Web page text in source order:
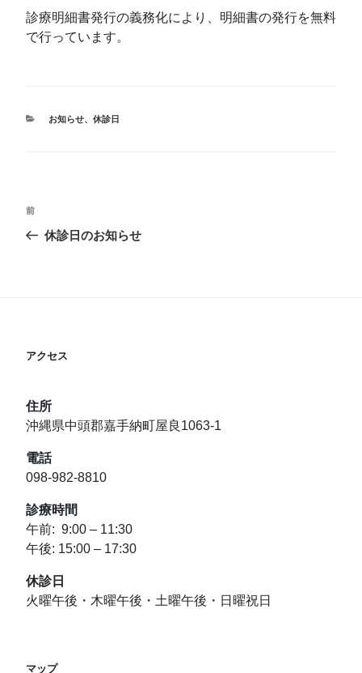
診療明細書発行の義務化により、明細書の発行を無料
で行っています。
カ
お知らせ、 休診日
投
稿
ー
ョ
ン
前
の
前
休診日のお知らせ
アクセス
住所
沖縄県中頭郡嘉手納町屋良1063-1
電話
098-982-8810
診療時間
午前: 9:00 – 11:30
午後: 15:00 – 17:30
休診日
火曜午後・木曜午後・土曜午後・日曜祝日
マップ